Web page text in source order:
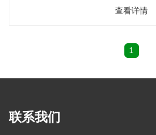
查看详情
1
联系我们